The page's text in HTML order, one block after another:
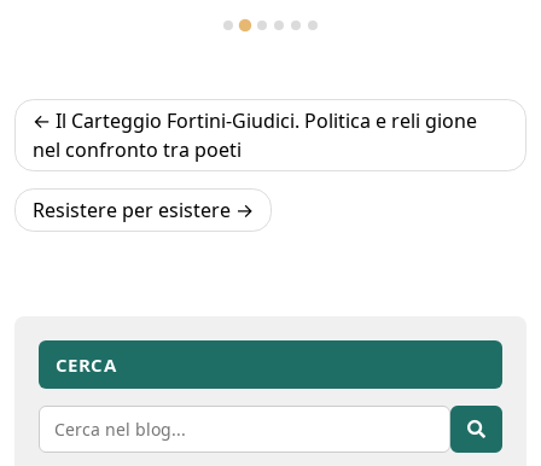
Navigazione
articoli
Il Carteggio Fortini-Giudici. Politica e reli gione
nel confronto tra poeti
Resistere per esistere
CERCA